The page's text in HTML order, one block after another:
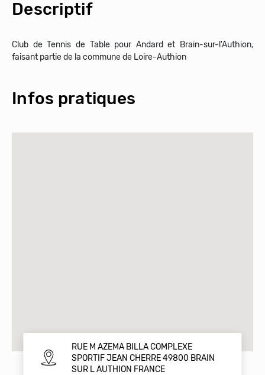
Descriptif
Club de Tennis de Table pour Andard et Brain-sur-l'Authion,
Infos pratiques
RUE M AZEMA BILLA COMPLEXE
SPORTIF JEAN CHERRE 49800 BRAIN
SUR L AUTHION FRANCE